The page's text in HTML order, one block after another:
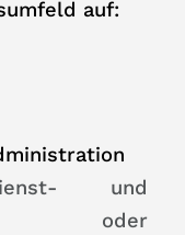
auf:
und
oder